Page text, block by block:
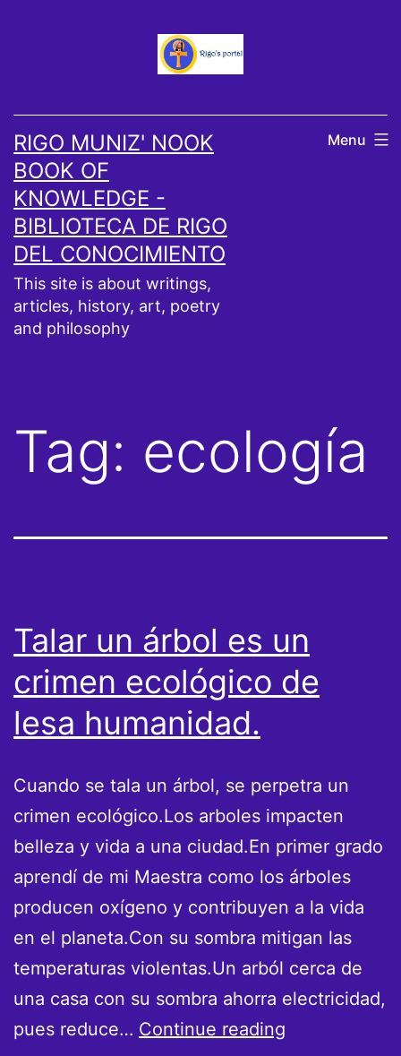
RIGO MUNIZ' NOOK
BOOK OF
KNOWLEDGE -
BIBLIOTECA DE RIGO
DEL CONOCIMIENTO
This site is about writings,
articles, history, art, poetry
and philosophy
Menu
Tag: ecología
Talar un árbol es un
crimen ecológico de
lesa humanidad.
Cuando se tala un árbol, se perpetra un
crimen ecológico.Los arboles impacten
belleza y vida a una ciudad.En primer grado
aprendí de mi Maestra como los árboles
producen oxígeno y contribuyen a la vida
en el planeta.Con su sombra mitigan las
temperaturas violentas.Un arból cerca de
una casa con su sombra ahorra electricidad,
pues reduce… Continue reading